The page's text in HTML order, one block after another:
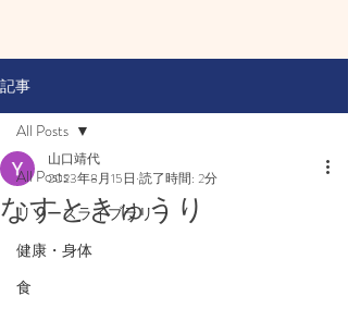
記事
All Posts
リソースライブラリー
健康・身体
食
All Posts
なすときゅうり
山口靖代
2023年8月15日 読了時間: 2分